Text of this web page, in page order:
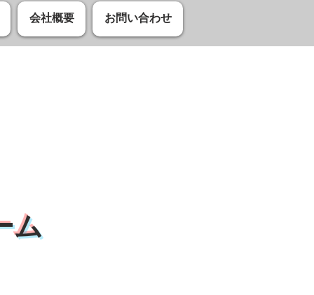
会社概要 お問い合わせ
ム